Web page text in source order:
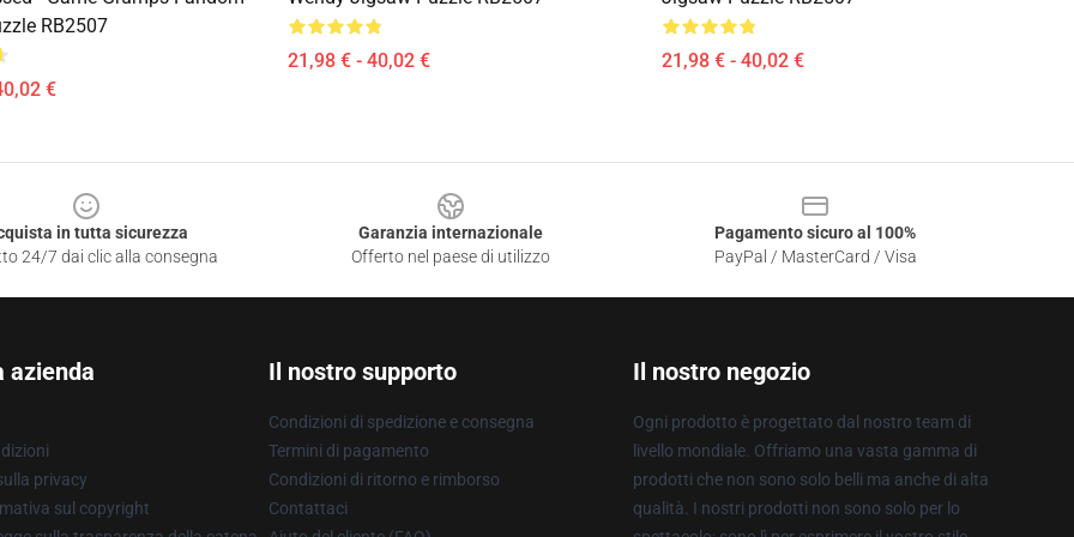
RB2507
€
21,98 € - 40,02 € 21,98 € - 40,02 €
in tutta sicurezza
24/7 dai clic alla consegna
Garanzia internazionale
Offerto nel paese di utilizzo
Pagamento sicuro al 100%
PayPal / MasterCard / Visa
azienda
privacy
sul copyright
Il nostro supporto
Condizioni di spedizione e consegna
Termini di pagamento
Condizioni di ritorno e rimborso
Contattaci
Il nostro negozio
Ogni prodotto è progettato dal nostro team di
livello mondiale. Offriamo una vasta gamma di
prodotti che non sono solo belli ma anche di alta
qualità. I nostri prodotti non sono solo per lo